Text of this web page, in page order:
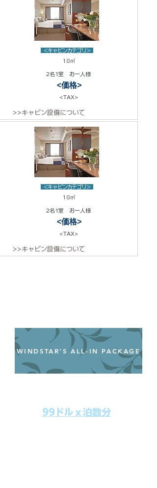
<キャビンカテゴリ>
18㎡
2名1室 お一人様
<価格>
<TAX>
>>キャビン設備について
<キャビンカテゴリ>
18㎡
2名1室 お一人様
<価格>
<TAX>
>>キャビン設備について
WINDSTAR’S ALL-IN PACKAGE
99ドルｘ泊数分